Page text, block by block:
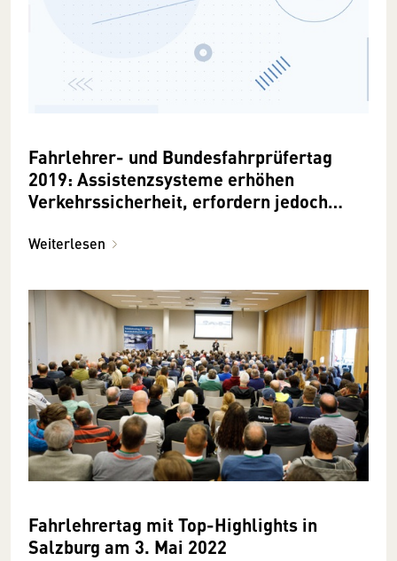
Fahrlehrer- und Bundesfahrprüfertag
2019: Assistenzsysteme erhöhen
Verkehrssicherheit, erfordern jedoch
Weiterlesen
Fahrlehrertag mit Top-Highlights in
Salzburg am 3. Mai 2022